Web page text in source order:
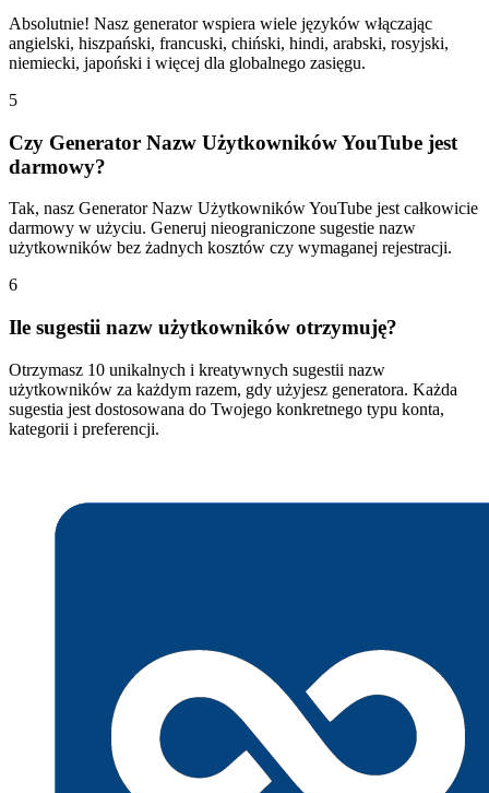
Absolutnie! Nasz generator wspiera wiele języków włączając
angielski, hiszpański, francuski, chiński, hindi, arabski, rosyjski,
niemiecki, japoński i więcej dla globalnego zasięgu.
5
Czy Generator Nazw Użytkowników YouTube jest
darmowy?
Tak, nasz Generator Nazw Użytkowników YouTube jest całkowicie
darmowy w użyciu. Generuj nieograniczone sugestie nazw
użytkowników bez żadnych kosztów czy wymaganej rejestracji.
6
Ile sugestii nazw użytkowników otrzymuję?
Otrzymasz 10 unikalnych i kreatywnych sugestii nazw
użytkowników za każdym razem, gdy użyjesz generatora. Każda
sugestia jest dostosowana do Twojego konkretnego typu konta,
kategorii i preferencji.